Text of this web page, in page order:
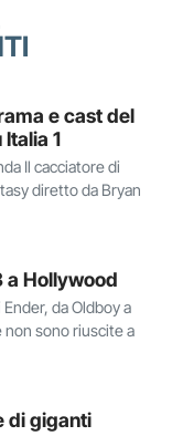
e cast del
1
Il cacciatore di
diretto da Bryan
a Hollywood
da Oldboy a
non sono riuscite a
di giganti